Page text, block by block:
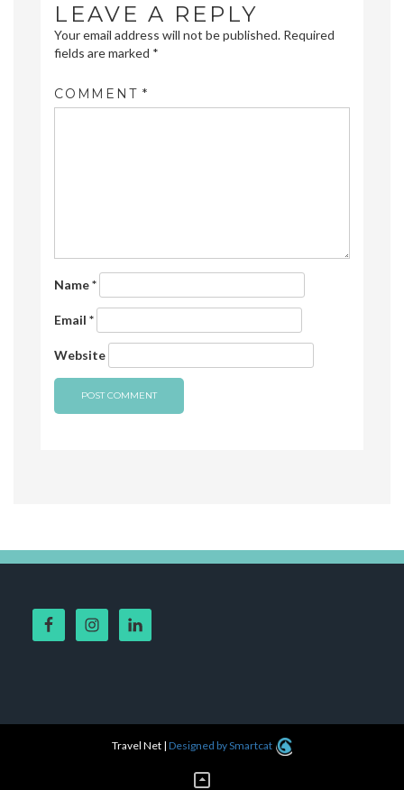
LEAVE A REPLY
Your email address will not be published. Required
fields are marked *
COMMENT *
Name*
Email *
Website
Travel Net | Designed by Smartcat